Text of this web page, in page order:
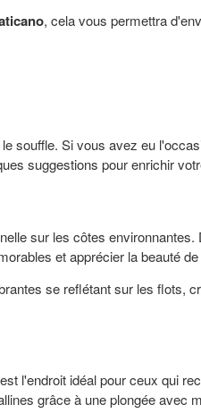
, cela vous permettra
souffle. Si vous avez eu
suggestions pour enrichir
sur les côtes
et apprécier la beauté
se reflétant sur les flots,
l'endroit idéal pour ceux qui
grâce à une plongée avec